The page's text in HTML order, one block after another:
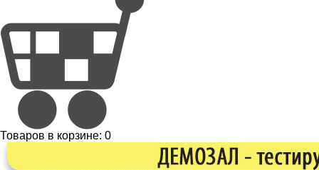
Товаров в корзине: 0